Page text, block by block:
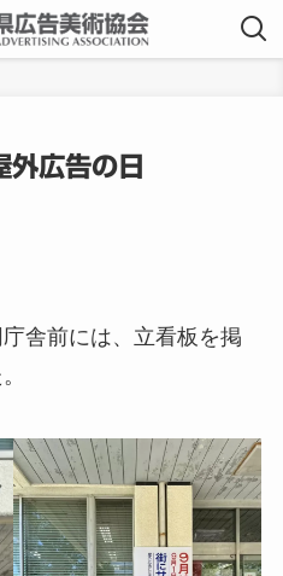
広告の日
舎前には、立看板を掲